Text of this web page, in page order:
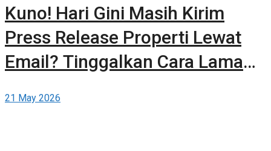
Kuno! Hari Gini Masih Kirim
Press Release Properti Lewat
Email? Tinggalkan Cara Lama
Gratis di Berita-Properti.com
21 May 2026